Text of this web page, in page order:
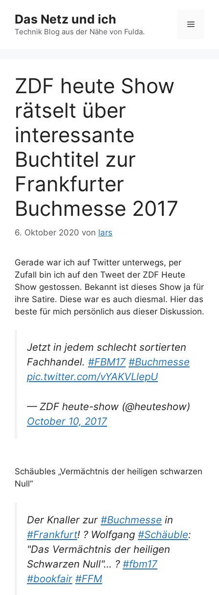
Inhalt
springen
Das Netz und ich
Technik Blog aus der Nähe von Fulda.
Menü
ZDF heute Show
rätselt über
interessante
Buchtitel zur
Frankfurter
Buchmesse 2017
6. Oktober 2020 von lars
Gerade war ich auf Twitter unterwegs, per
Zufall bin ich auf den Tweet der ZDF Heute
Show gestossen. Bekannt ist dieses Show ja für
ihre Satire. Diese war es auch diesmal. Hier das
beste für mich persönlich aus dieser Diskussion.
Jetzt in jedem schlecht sortierten
Fachhandel. #FBM17 #Buchmesse
pic.twitter.com/vYAKVLlepU
— ZDF heute-show (@heuteshow)
October 10, 2017
Schäubles „Vermächtnis der heiligen schwarzen
Null“
Der Knaller zur #Buchmesse in
#Frankfurt! ? Wolfgang #Schäuble:
"Das Vermächtnis der heiligen
Schwarzen Null"… ? #fbm17
#bookfair #FFM